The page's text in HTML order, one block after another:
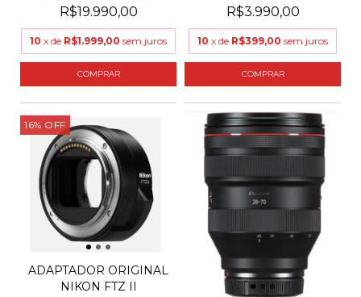
R$19.990,00
10 x de R$1.999,00 sem juros
R$3.990,00
10 x de R$399,00 sem juros
16% OFF
ADAPTADOR ORIGINAL
NIKON FTZ II